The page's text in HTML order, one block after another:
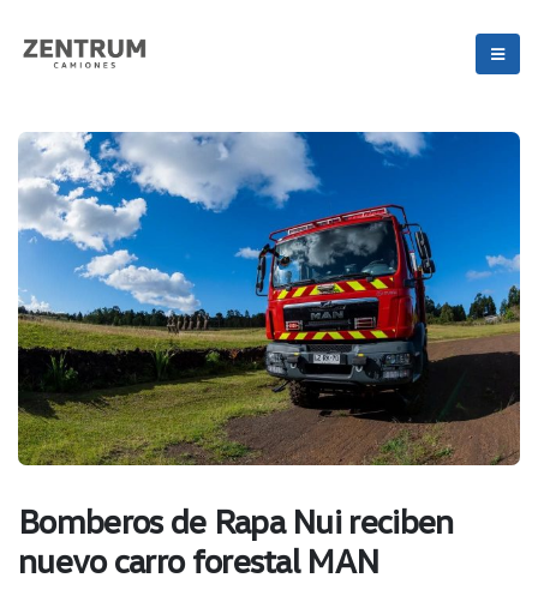
Bomberos de Rapa Nui reciben
nuevo carro forestal MAN